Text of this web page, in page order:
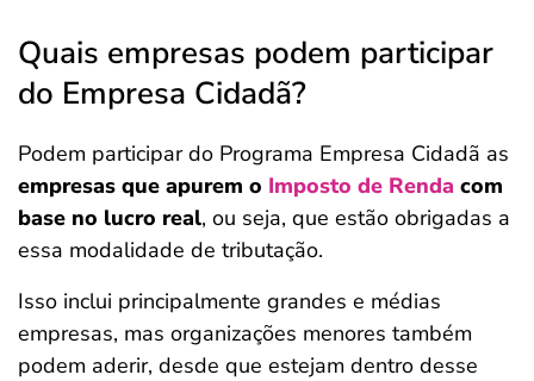
Quais empresas podem participar
do Empresa Cidadã?
Podem participar do Programa Empresa Cidadã as
empresas que apurem o Imposto de Renda com
base no lucro real, ou seja, que estão obrigadas a
essa modalidade de tributação.
Isso inclui principalmente grandes e médias
empresas, mas organizações menores também
podem aderir, desde que estejam dentro desse